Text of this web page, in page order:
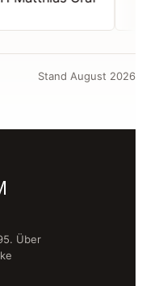
Stand August 2026
Über